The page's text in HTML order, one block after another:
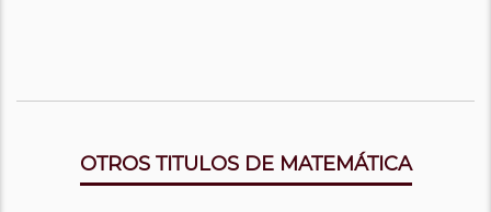
OTROS TITULOS DE MATEMÁTICA